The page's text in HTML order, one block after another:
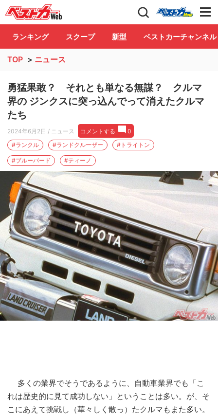
自動車情報誌「ベストカー」 Club
ランキング スクープ 新型 ベストカーチャンネル
TOP > ニュース
勇猛果敢？ それとも単なる無謀？ クルマ
界の ジンクスに突っ込んでって消えたクルマ
たち
2024年6月2日 / ニュース コメントする
0
#ランクル
#ランドクルーザー #トライトン
#ブルーバード #ティーノ
多くの業界でそうであるように、自動車業界でも「こ
れは歴史的に見て成功しない」ということは多い。が、そ
こにあえて挑戦し（華々しく散っ）たクルマもまた多い。